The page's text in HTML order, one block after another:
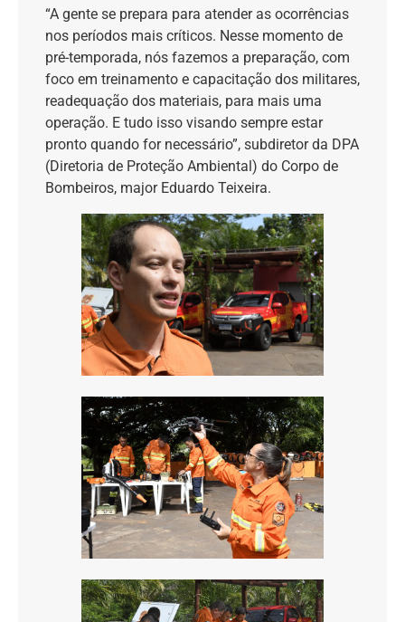
“A gente se prepara para atender as ocorrências
nos períodos mais críticos. Nesse momento de
pré-temporada, nós fazemos a preparação, com
foco em treinamento e capacitação dos militares,
readequação dos materiais, para mais uma
operação. E tudo isso visando sempre estar
pronto quando for necessário”, subdiretor da DPA
(Diretoria de Proteção Ambiental) do Corpo de
Bombeiros, major Eduardo Teixeira.